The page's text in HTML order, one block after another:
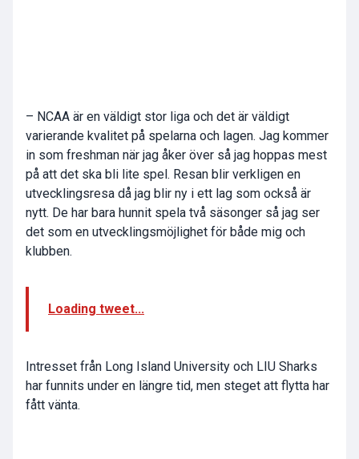
– NCAA är en väldigt stor liga och det är väldigt
varierande kvalitet på spelarna och lagen. Jag kommer
in som freshman när jag åker över så jag hoppas mest
på att det ska bli lite spel. Resan blir verkligen en
utvecklingsresa då jag blir ny i ett lag som också är
nytt. De har bara hunnit spela två säsonger så jag ser
det som en utvecklingsmöjlighet för både mig och
klubben.
Loading tweet...
Intresset från Long Island University och LIU Sharks
har funnits under en längre tid, men steget att flytta har
fått vänta.